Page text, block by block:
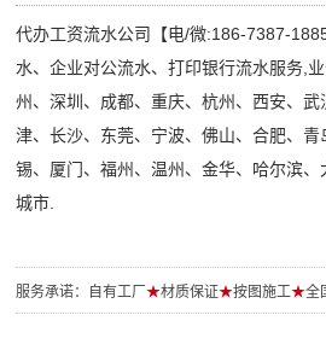
代办工资流水公司【电/微:186-7387-
水、企业对公流水、打印银行流水服务,
州、深圳、成都、重庆、杭州、西安、
津、长沙、东莞、宁波、佛山、合肥、
锡、厦门、福州、温州、金华、哈尔滨
城市.
服务承诺：自有工厂★材质保证★按图施工★全